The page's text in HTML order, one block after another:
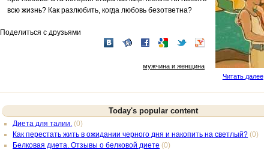
всю жизнь? Как разлюбить, когда любовь безответна?
Поделиться с друзьями
мужчина и женщина
Читать далее
Today's popular content
Диета для талии. (0)
Как перестать жить в ожидании черного дня и накопить на светлый? (0)
Белковая диета. Отзывы о белковой диете (0)